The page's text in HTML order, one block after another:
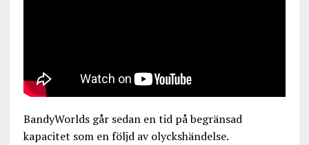
BandyWorlds går sedan en tid på begränsad
kapacitet som en följd av olyckshändelse.